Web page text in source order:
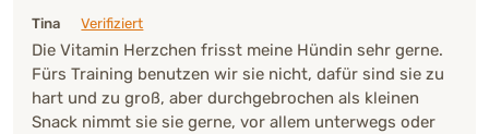
Tina
Verifiziert
Die Vitamin Herzchen frisst meine Hündin sehr gerne.
Fürs Training benutzen wir sie nicht, dafür sind sie zu
hart und zu groß, aber durchgebrochen als kleinen
Snack nimmt sie sie gerne, vor allem unterwegs oder